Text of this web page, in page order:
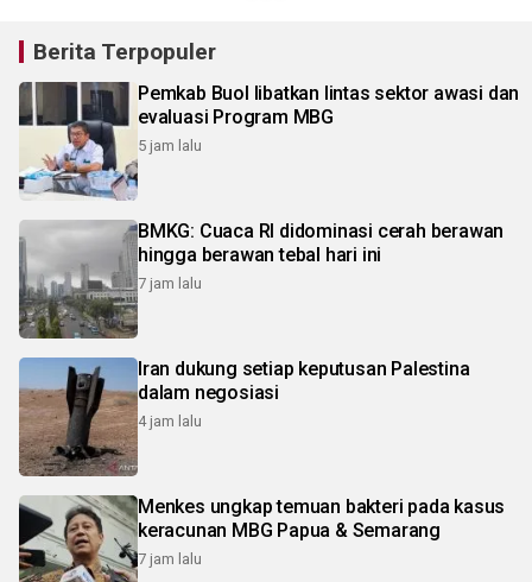
Berita Terpopuler
Pemkab Buol libatkan lintas sektor awasi dan
evaluasi Program MBG
5 jam lalu
BMKG: Cuaca RI didominasi cerah berawan
hingga berawan tebal hari ini
7 jam lalu
Iran dukung setiap keputusan Palestina
dalam negosiasi
4 jam lalu
Menkes ungkap temuan bakteri pada kasus
keracunan MBG Papua & Semarang
7 jam lalu